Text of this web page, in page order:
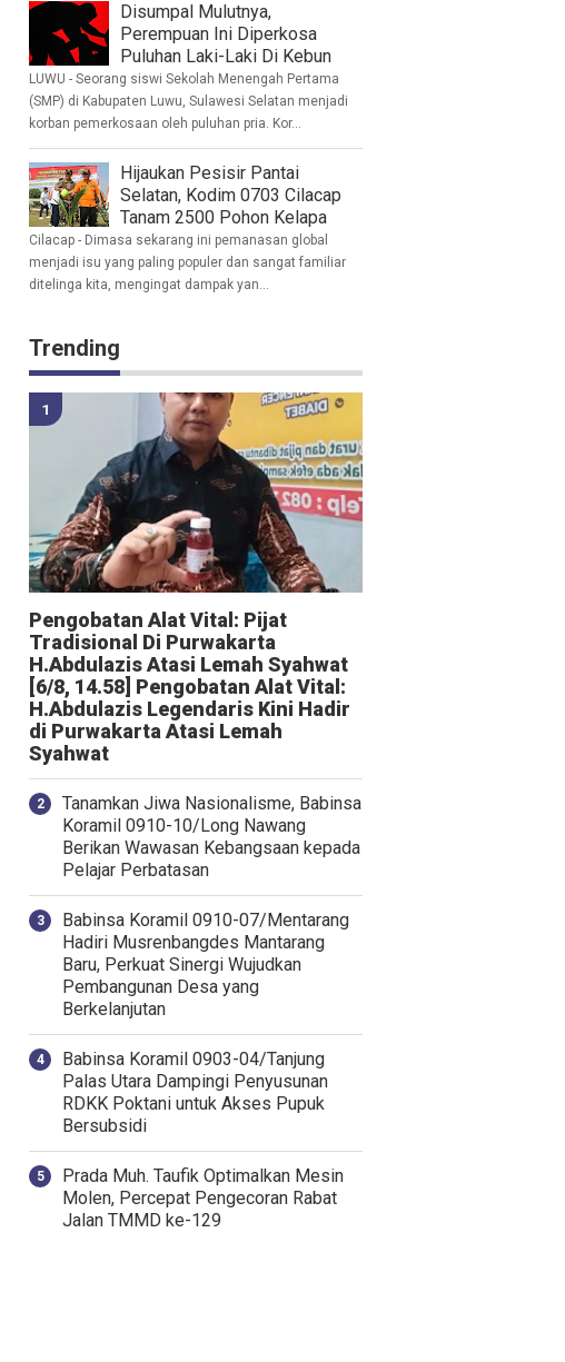
Disumpal Mulutnya,
Perempuan Ini Diperkosa
Puluhan Laki-Laki Di Kebun
LUWU - Seorang siswi Sekolah Menengah Pertama
(SMP) di Kabupaten Luwu, Sulawesi Selatan menjadi
korban pemerkosaan oleh puluhan pria. Kor...
Hijaukan Pesisir Pantai
Selatan, Kodim 0703 Cilacap
Tanam 2500 Pohon Kelapa
Cilacap - Dimasa sekarang ini pemanasan global
menjadi isu yang paling populer dan sangat familiar
ditelinga kita, mengingat dampak yan...
Trending
Pengobatan Alat Vital: Pijat
Tradisional Di Purwakarta
H.Abdulazis Atasi Lemah Syahwat
[6/8, 14.58] Pengobatan Alat Vital:
H.Abdulazis Legendaris Kini Hadir
di Purwakarta Atasi Lemah
Syahwat
Tanamkan Jiwa Nasionalisme, Babinsa
Koramil 0910-10/Long Nawang
Berikan Wawasan Kebangsaan kepada
Pelajar Perbatasan
Babinsa Koramil 0910-07/Mentarang
Hadiri Musrenbangdes Mantarang
Baru, Perkuat Sinergi Wujudkan
Pembangunan Desa yang
Berkelanjutan
‎Babinsa Koramil 0903-04/Tanjung
Palas Utara Dampingi Penyusunan
RDKK Poktani untuk Akses Pupuk
Bersubsidi
Prada Muh. Taufik Optimalkan Mesin
Molen, Percepat Pengecoran Rabat
Jalan TMMD ke-129